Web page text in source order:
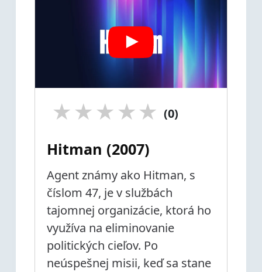
★
★
★
★
★ (0)
Hitman (2007)
Agent známy ako Hitman, s
číslom 47, je v službách
tajomnej organizácie, ktorá ho
využíva na eliminovanie
politických cieľov. Po
neúspešnej misii, keď sa stane